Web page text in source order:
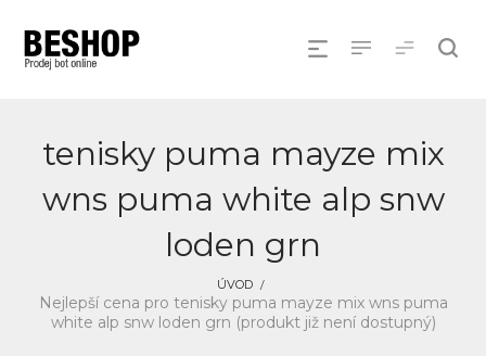
tenisky puma mayze mix
wns puma white alp snw
loden grn
ÚVOD
Nejlepší cena pro tenisky puma mayze mix wns puma
white alp snw loden grn (produkt již není dostupný)